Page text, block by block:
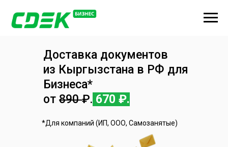
*Для компаний (ИП, ООО, Самозанятые)
Доставка документов
из Кыргызстана в РФ для
Бизнеса*
от 890₽. 670 ₽.